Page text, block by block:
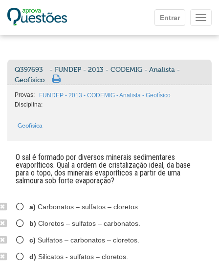
Entrar
Q397693
- FUNDEP - 2013 - CODEMIG - Analista -
Geofísico
Provas:
FUNDEP - 2013 - CODEMIG - Analista - Geofísico
Disciplina:
Geofísica
O sal é formado por diversos minerais sedimentares
evaporíticos. Qual a ordem de cristalização ideal, da base
para o topo, dos minerais evaporíticos a partir de uma
salmoura sob forte evaporação?
a) Carbonatos – sulfatos – cloretos.
b) Cloretos – sulfatos – carbonatos.
c) Sulfatos – carbonatos – cloretos.
d) Silicatos - sulfatos – cloretos.